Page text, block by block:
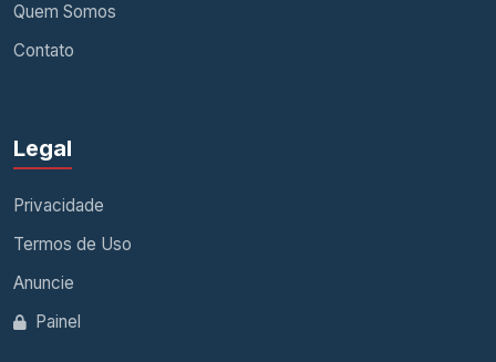
Quem Somos
Contato
Legal
Privacidade
Termos de Uso
Anuncie
Painel